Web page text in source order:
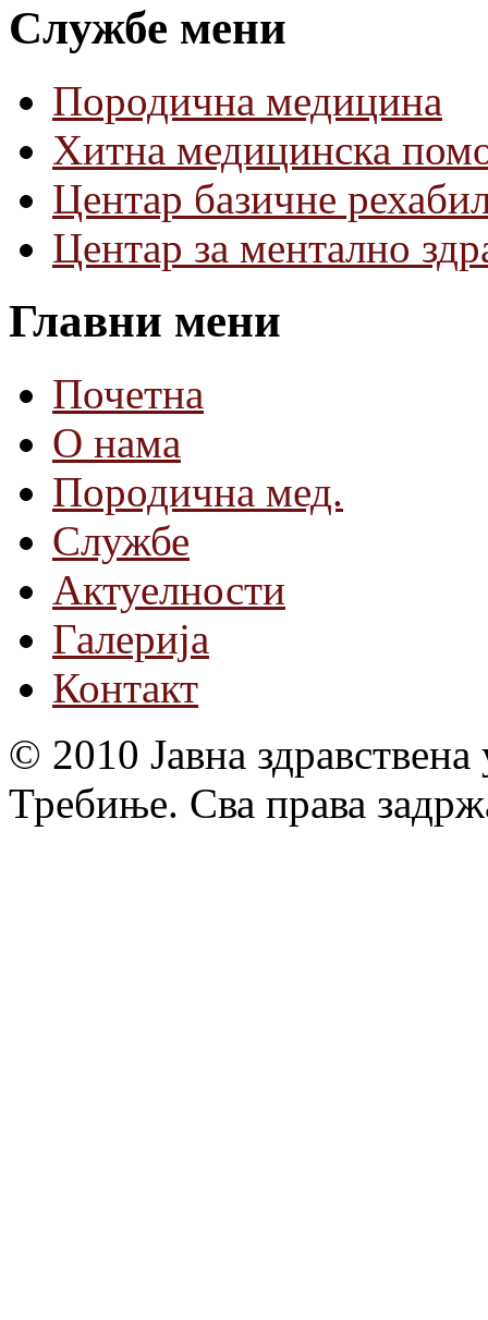
Службе мени
Породична медицина
Хитна медицинска
Центар базичне
Центар за ментално
Главни мени
Почетна
О нама
Породична мед.
Службе
Актуелности
Галерија
Контакт
© 2010 Јавна
Требиње. Сва права